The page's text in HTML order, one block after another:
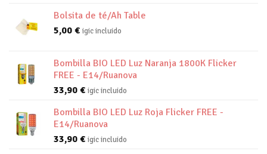
Bolsita de té/Ah Table
5,00 € igic incluido
Bombilla BIO LED Luz Naranja 1800K Flicker
FREE - E14/Ruanova
33,90 € igic incluido
Bombilla BIO LED Luz Roja Flicker FREE -
E14/Ruanova
33,90 € igic incluido